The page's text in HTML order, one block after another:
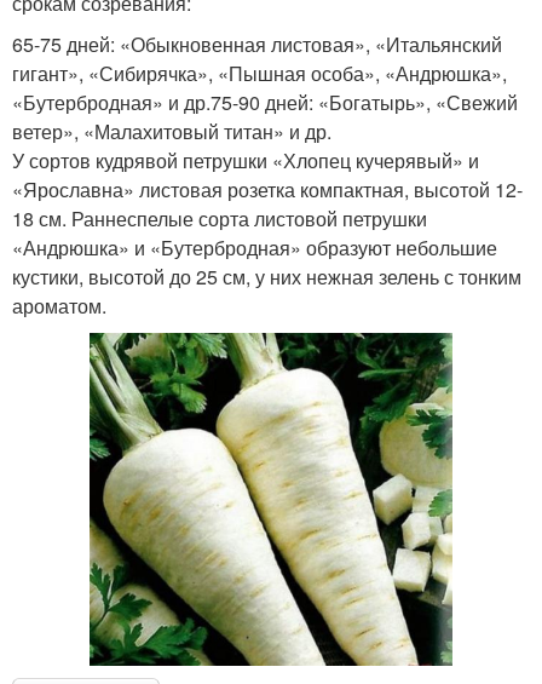
65-75 дней: «Обыкновенная листовая», «Итальянский
гигант», «Сибирячка», «Пышная особа», «Андрюшка»,
«Бутербродная» и др.75-90 дней: «Богатырь», «Свежий
ветер», «Малахитовый титан» и др.
У сортов кудрявой петрушки «Хлопец кучерявый» и
«Ярославна» листовая розетка компактная, высотой 12-
18 см. Раннеспелые сорта листовой петрушки
«Андрюшка» и «Бутербродная» образуют небольшие
кустики, высотой до 25 см, у них нежная зелень с тонким
ароматом.